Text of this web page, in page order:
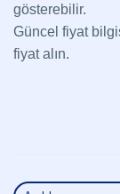
gösterebilir.
Güncel fiyat
fiyat alın.